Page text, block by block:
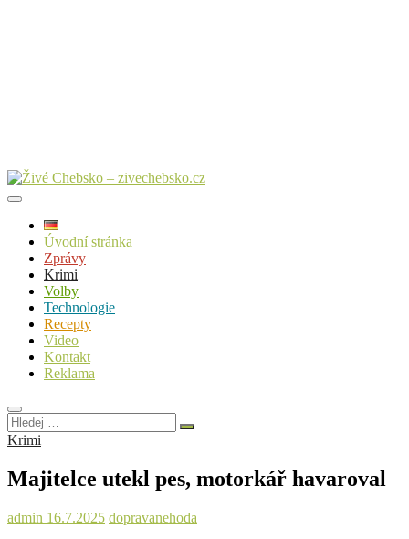
Úvodní stránka
Zprávy
Krimi
Volby
Technologie
Recepty
Video
Kontakt
Reklama
Hledej
…
Krimi
Majitelce utekl pes, motorkář havaroval
admin 16.7.2025 dopravanehoda